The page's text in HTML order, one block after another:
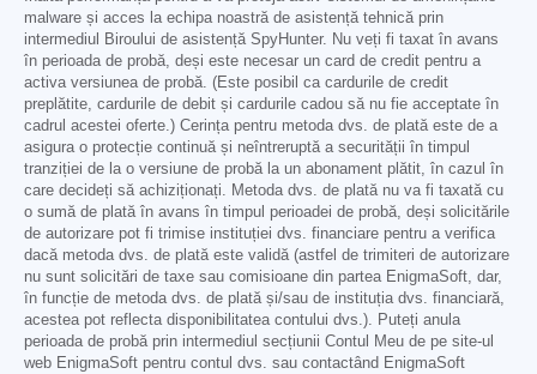
malware și acces la echipa noastră de asistență tehnică prin
intermediul Biroului de asistență SpyHunter. Nu veți fi taxat în avans
în perioada de probă, deși este necesar un card de credit pentru a
activa versiunea de probă. (Este posibil ca cardurile de credit
preplătite, cardurile de debit și cardurile cadou să nu fie acceptate în
cadrul acestei oferte.) Cerința pentru metoda dvs. de plată este de a
asigura o protecție continuă și neîntreruptă a securității în timpul
tranziției de la o versiune de probă la un abonament plătit, în cazul în
care decideți să achiziționați. Metoda dvs. de plată nu va fi taxată cu
o sumă de plată în avans în timpul perioadei de probă, deși solicitările
de autorizare pot fi trimise instituției dvs. financiare pentru a verifica
dacă metoda dvs. de plată este validă (astfel de trimiteri de autorizare
nu sunt solicitări de taxe sau comisioane din partea EnigmaSoft, dar,
în funcție de metoda dvs. de plată și/sau de instituția dvs. financiară,
acestea pot reflecta disponibilitatea contului dvs.). Puteți anula
perioada de probă prin intermediul secțiunii Contul Meu de pe site-ul
web EnigmaSoft pentru contul dvs. sau contactând EnigmaSoft